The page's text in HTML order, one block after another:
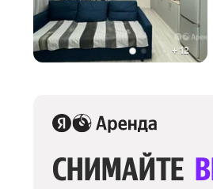
+ 12
СНИМАЙТЕ